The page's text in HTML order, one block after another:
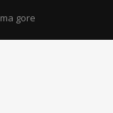
gore